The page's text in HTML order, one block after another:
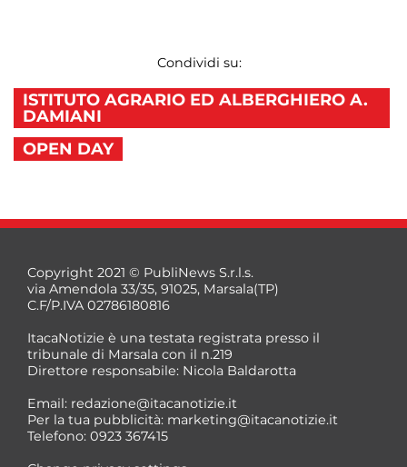
Condividi su:
ISTITUTO AGRARIO ED ALBERGHIERO A.
DAMIANI
OPEN DAY
Copyright 2021 © PubliNews S.r.l.s.
via Amendola 33/35, 91025, Marsala(TP)
C.F/P.IVA 02786180816
ItacaNotizie è una testata registrata presso il
tribunale di Marsala con il n.219
Direttore responsabile: Nicola Baldarotta
Email: redazione@itacanotizie.it
Per la tua pubblicità: marketing@itacanotizie.it
Telefono: 0923 367415